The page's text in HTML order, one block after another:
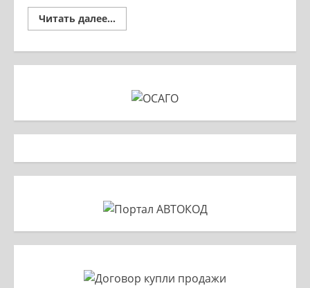
Читать далее...
more
самый